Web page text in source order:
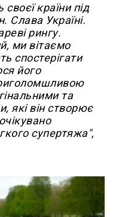
країни під
Слава Україні.
рингу.
ми вітаємо
спостерігати
його
та
які він створює
супертяжа",